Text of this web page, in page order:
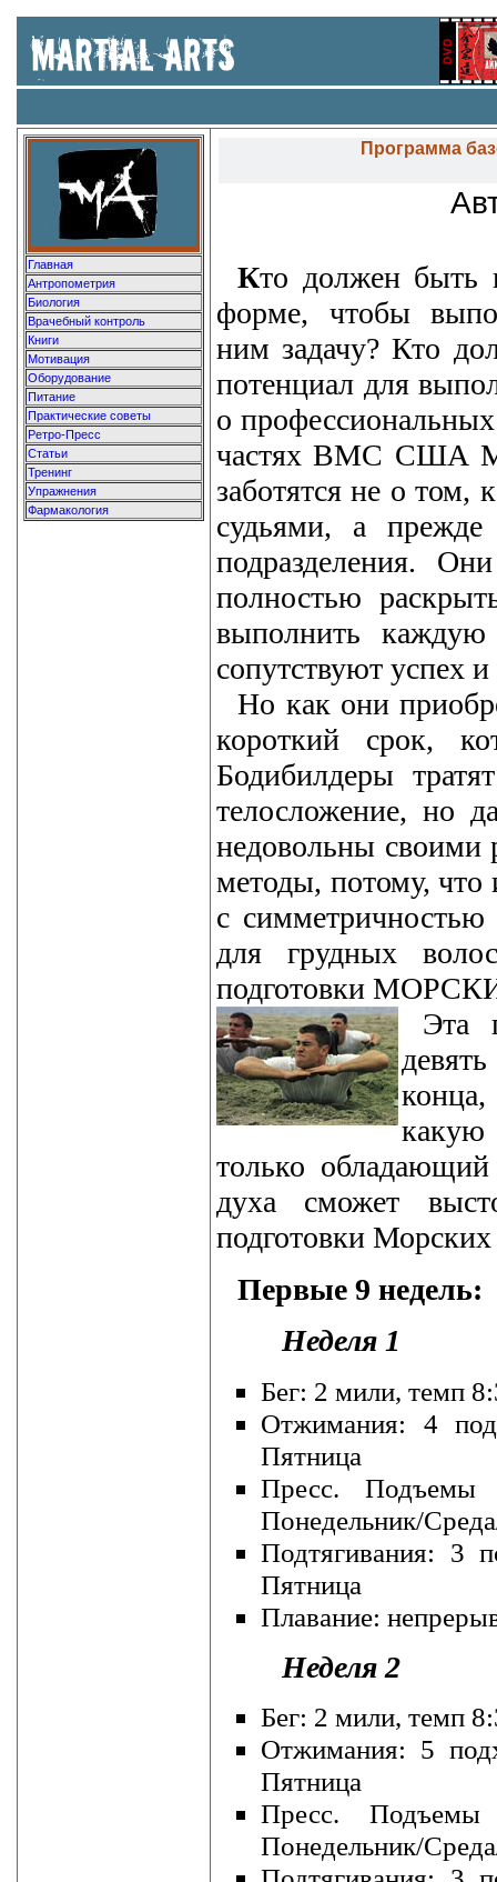
Главная
Антропометрия
Биология
Врачебный контроль
Книги
Мотивация
Оборудование
Питание
Практические советы
Ретро-Пресс
Статьи
Тренинг
Упражнения
Фармакология
П рограмма
Кто должен быть
форме, чтобы
ним задачу? Кто
потенциал для
о
частях ВМС США
заботятся не о том,
судьями, а
подразделения.
полностью
выполнить
сопутствуют успех и
Но как они
короткий срок,
Бодибилдеры
телосложение, но
недовольны
методы, потому,
с
для грудных
подготовки
Эта
какую
только
духа сможет
подготовки
Первые 9 недель:
Неделя 1
Бег: 2 мили, темп
Отжимания: 4
Пятница
Пресс. Подъемы
Понедельник/
Подтягивания: 3
Пятница
Плавание:
Неделя 2
Бег: 2 мили, темп
Отжимания: 5
Пятница
Пресс.
Понедельник/